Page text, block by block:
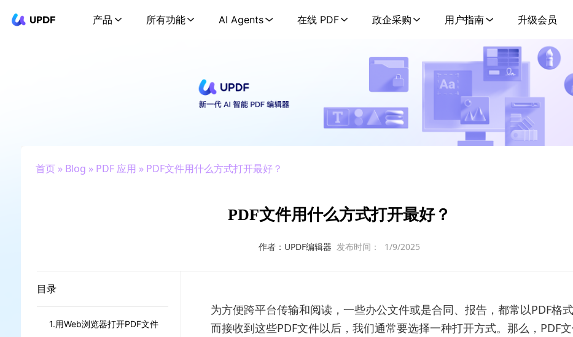
UPDF 产品 所有功能 AI Agents 在线 PDF 政企采购 用户指南 升级会员
首页» Blog » PDF 应用 » PDF文件用什么方式打开最好？
PDF文件用什么方式打开最好？
作者：UPDF编辑器 发布时间： 1/9/2025
目录
1.用Web浏览器打开PDF文件
为方便跨平台传输和阅读，一些办公文件或是合同、报告，都常以PDF格式
而接收到这些PDF文件以后，我们通常要选择一种打开方式。那么，PDF